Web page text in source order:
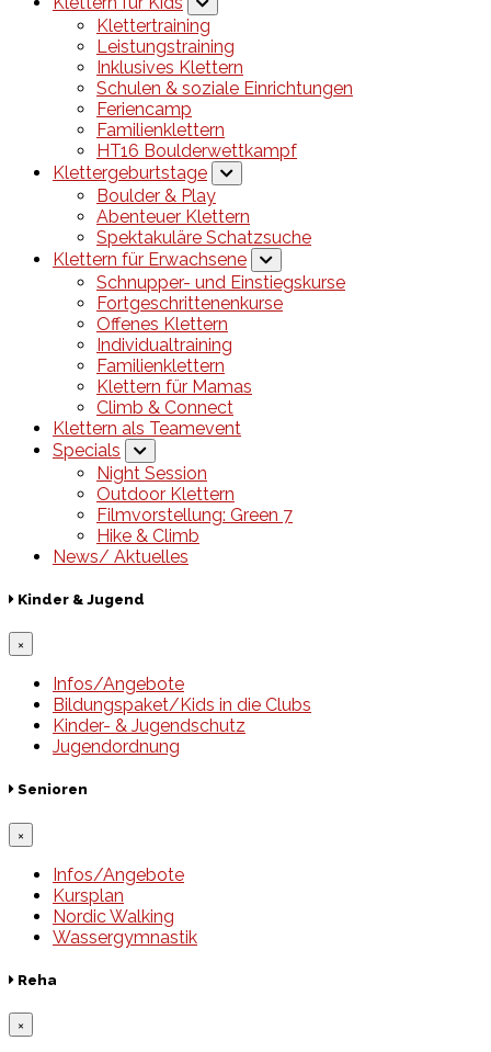
Klettertraining
Leistungstraining
Inklusives Klettern
Schulen & soziale Einrichtungen
Feriencamp
Familienklettern
HT16 Boulderwettkampf
Klettergeburtstage
Boulder & Play
Abenteuer Klettern
Spektakuläre Schatzsuche
Klettern für Erwachsene
Schnupper- und Einstiegskurse
Fortgeschrittenenkurse
Offenes Klettern
Individualtraining
Familienklettern
Klettern für Mamas
Climb & Connect
Klettern als Teamevent
Specials
Night Session
Outdoor Klettern
Filmvorstellung: Green 7
Hike & Climb
News/ Aktuelles
Kinder & Jugend
×
Infos/Angebote
Bildungspaket/Kids in die Clubs
Kinder- & Jugendschutz
Jugendordnung
Senioren
×
Infos/Angebote
Kursplan
Nordic Walking
Wassergymnastik
Reha
×